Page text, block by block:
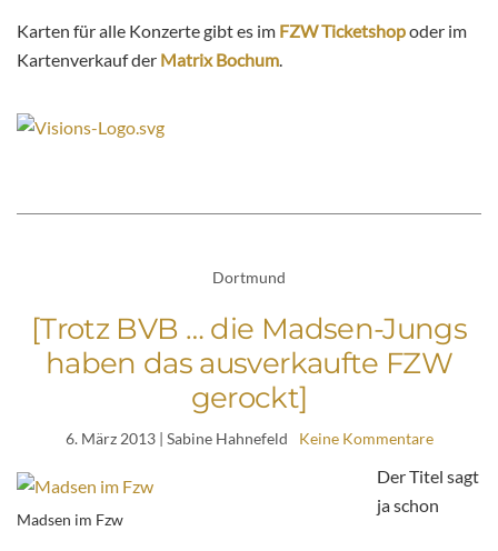
Karten für alle Konzerte gibt es im FZW Ticketshopoder im
Kartenverkauf der Matrix Bochum
Dortmund
[Trotz BVB … die Madsen-Jungs
haben das ausverkaufte FZW
gerockt]
6. März 2013| Sabine Hahnefeld Keine Kommentare
Madsen im Fzw
Der Titel sagt
ja schon